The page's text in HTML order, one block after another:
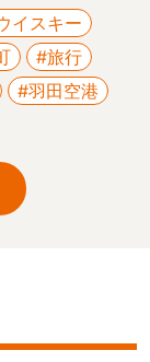
イスキー
#旅行
#羽田空港